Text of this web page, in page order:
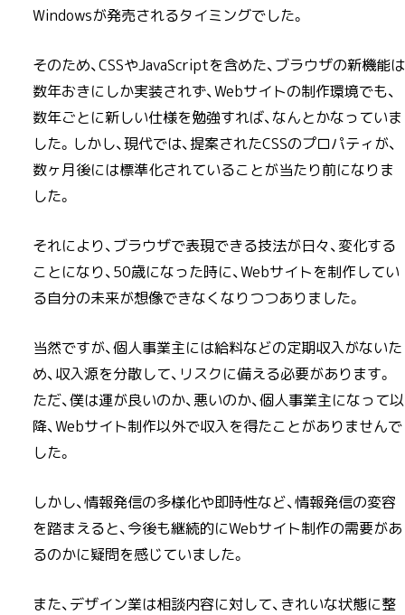
Windowsが発売されるタイミングでした。
そのため、CSSやJavaScriptを含めた、ブラウザの新機能は
数年おきにしか実装されず、Webサイトの制作環境でも、
数年ごとに新しい仕様を勉強すれば、なんとかなっていま
した。しかし、現代では、提案されたCSSのプロパティが、
数ヶ月後には標準化されていることが当たり前になりま
した。
それにより、ブラウザで表現できる技法が日々、変化する
ことになり、50歳になった時に、Webサイトを制作してい
る自分の未来が想像できなくなりつつありました。
当然ですが、個人事業主には給料などの定期収入がないた
め、収入源を分散して、リスクに備える必要があります。
ただ、僕は運が良いのか、悪いのか、個人事業主になって以
降、Webサイト制作以外で収入を得たことがありませんで
した。
しかし、情報発信の多様化や即時性など、情報発信の変容
を踏まえると、今後も継続的にWebサイト制作の需要があ
るのかに疑問を感じていました。
また、デザイン業は相談内容に対して、きれいな状態に整